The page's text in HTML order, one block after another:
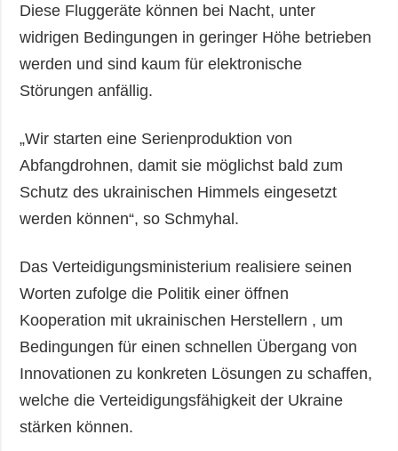
Diese Fluggeräte können bei Nacht, unter
widrigen Bedingungen in geringer Höhe betrieben
werden und sind kaum für elektronische
Störungen anfällig.
„Wir starten eine Serienproduktion von
Abfangdrohnen, damit sie möglichst bald zum
Schutz des ukrainischen Himmels eingesetzt
werden können“, so Schmyhal.
Das Verteidigungsministerium realisiere seinen
Worten zufolge die Politik einer öffnen
Kooperation mit ukrainischen Herstellern , um
Bedingungen für einen schnellen Übergang von
Innovationen zu konkreten Lösungen zu schaffen,
welche die Verteidigungsfähigkeit der Ukraine
stärken können.